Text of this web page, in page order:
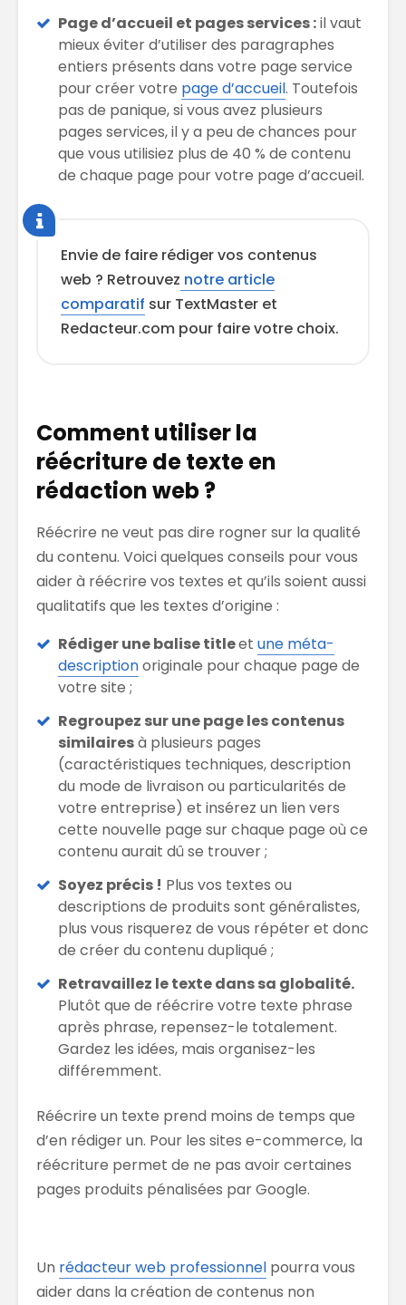
Page d’accueil et pages services :il vaut
mieux éviter d’utiliser des paragraphes
entiers présents dans votre page service
pour créer votre page d’accueil. Toutefois
pas de panique, si vous avez plusieurs
pages services, il y a peu de chances pour
que vous utilisiez plus de 40 % de contenu
de chaque page pour votre page d’accueil.
Envie de faire rédiger vos contenus
web ? Retrouvez notre article
comparatif sur TextMaster et
Redacteur.com pour faire votre choix.
Comment utiliser la
réécriture de texte en
rédaction web ?
Réécrire ne veut pas dire rogner sur la qualité
du contenu. Voici quelques conseils pour vous
aider à réécrire vos textes et qu’ils soient aussi
qualitatifs que les textes d’origine :
Rédiger une balise titleet une méta-
descriptionoriginale pour chaque page de
votre site ;
Regroupez sur une page les contenus
similairesà plusieurs pages
(caractéristiques techniques, description
du mode de livraison ou particularités de
votre entreprise) et insérez un lien vers
cette nouvelle page sur chaque page où ce
contenu aurait dû se trouver ;
Soyez précis ! Plus vos textes ou
descriptions de produits sont généralistes,
plus vous risquerez de vous répéter et donc
de créer du contenu dupliqué ;
Retravaillez le texte dans sa globalité.
Plutôt que de réécrire votre texte phrase
après phrase, repensez-le totalement.
Gardez les idées, mais organisez-les
différemment.
Réécrire un texte prend moins de temps que
d’en rédiger un. Pour les sites e-commerce, la
réécriture permet de ne pas avoir certaines
pages produits pénalisées par Google.
Un rédacteur web professionnel pourra vous
aider dans la création de contenus non